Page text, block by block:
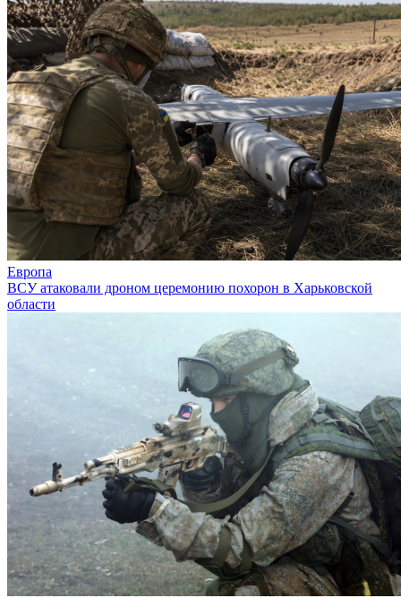
Европа
ВСУ атаковали дроном церемонию похорон в Харьковской
области